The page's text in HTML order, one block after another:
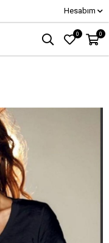
Hesabım
0 0